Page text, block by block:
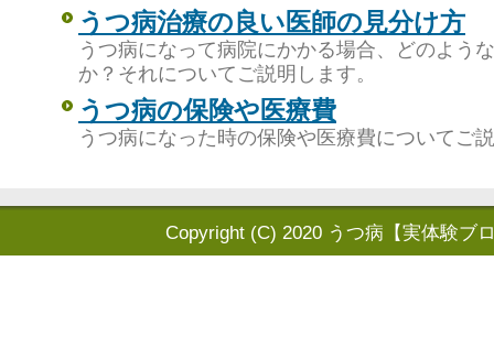
うつ病治療の良い医師の見分け方
うつ病になって病院にかかる場合、どのよう
か？それについてご説明します。
うつ病の保険や医療費
うつ病になった時の保険や医療費についてご
Copyright (C) 2020 うつ病【実体験ブ